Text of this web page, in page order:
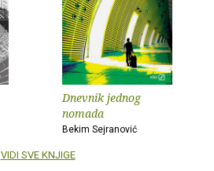
Dnevnik jednog
nomada
Bekim Sejranović
VIDI SVE KNJIGE